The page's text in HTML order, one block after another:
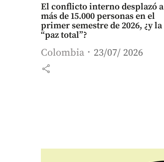
El conflicto interno desplazó a
más de 15.000 personas en el
primer semestre de 2026, ¿y la
“paz total”?
Colombia 23/07/ 2026
share